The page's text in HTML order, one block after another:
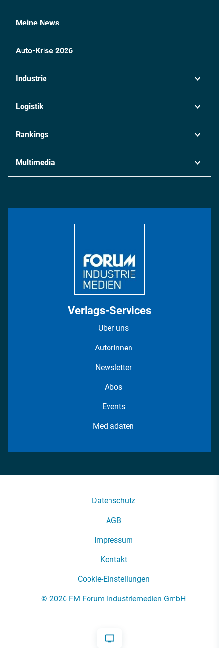
Meine News
Auto-Krise 2026
Industrie
Chemie
Metall
Energie
Logistik
Rankings
Multimedia
Verlags-Services
Über uns
AutorInnen
Newsletter
Abos
Events
Mediadaten
Datenschutz
AGB
Impressum
Kontakt
Cookie-Einstellungen
© 2026 FM Forum Industriemedien GmbH